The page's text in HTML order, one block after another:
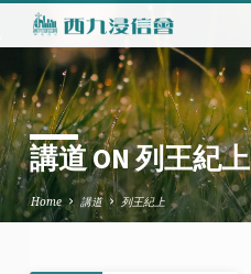
講道 ON 列王紀上
Home 講道 列王紀上